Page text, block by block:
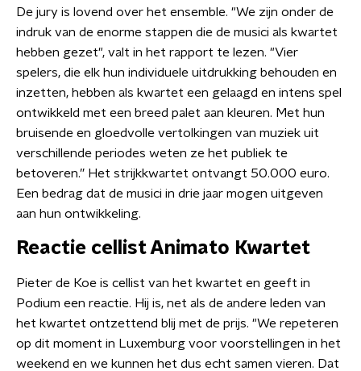
De jury is lovend over het ensemble. "We zijn onder de
indruk van de enorme stappen die de musici als kwartet
hebben gezet", valt in het rapport te lezen. "Vier
spelers, die elk hun individuele uitdrukking behouden en
inzetten, hebben als kwartet een gelaagd en intens spel
ontwikkeld met een breed palet aan kleuren. Met hun
bruisende en gloedvolle vertolkingen van muziek uit
verschillende periodes weten ze het publiek te
betoveren.” Het strijkkwartet ontvangt 50.000 euro.
Een bedrag dat de musici in drie jaar mogen uitgeven
aan hun ontwikkeling.
Reactie cellist Animato Kwartet
Pieter de Koe is cellist van het kwartet en geeft in
Podium een reactie. Hij is, net als de andere leden van
het kwartet ontzettend blij met de prijs. "We repeteren
op dit moment in Luxemburg voor voorstellingen in het
weekend en we kunnen het dus echt samen vieren. Dat